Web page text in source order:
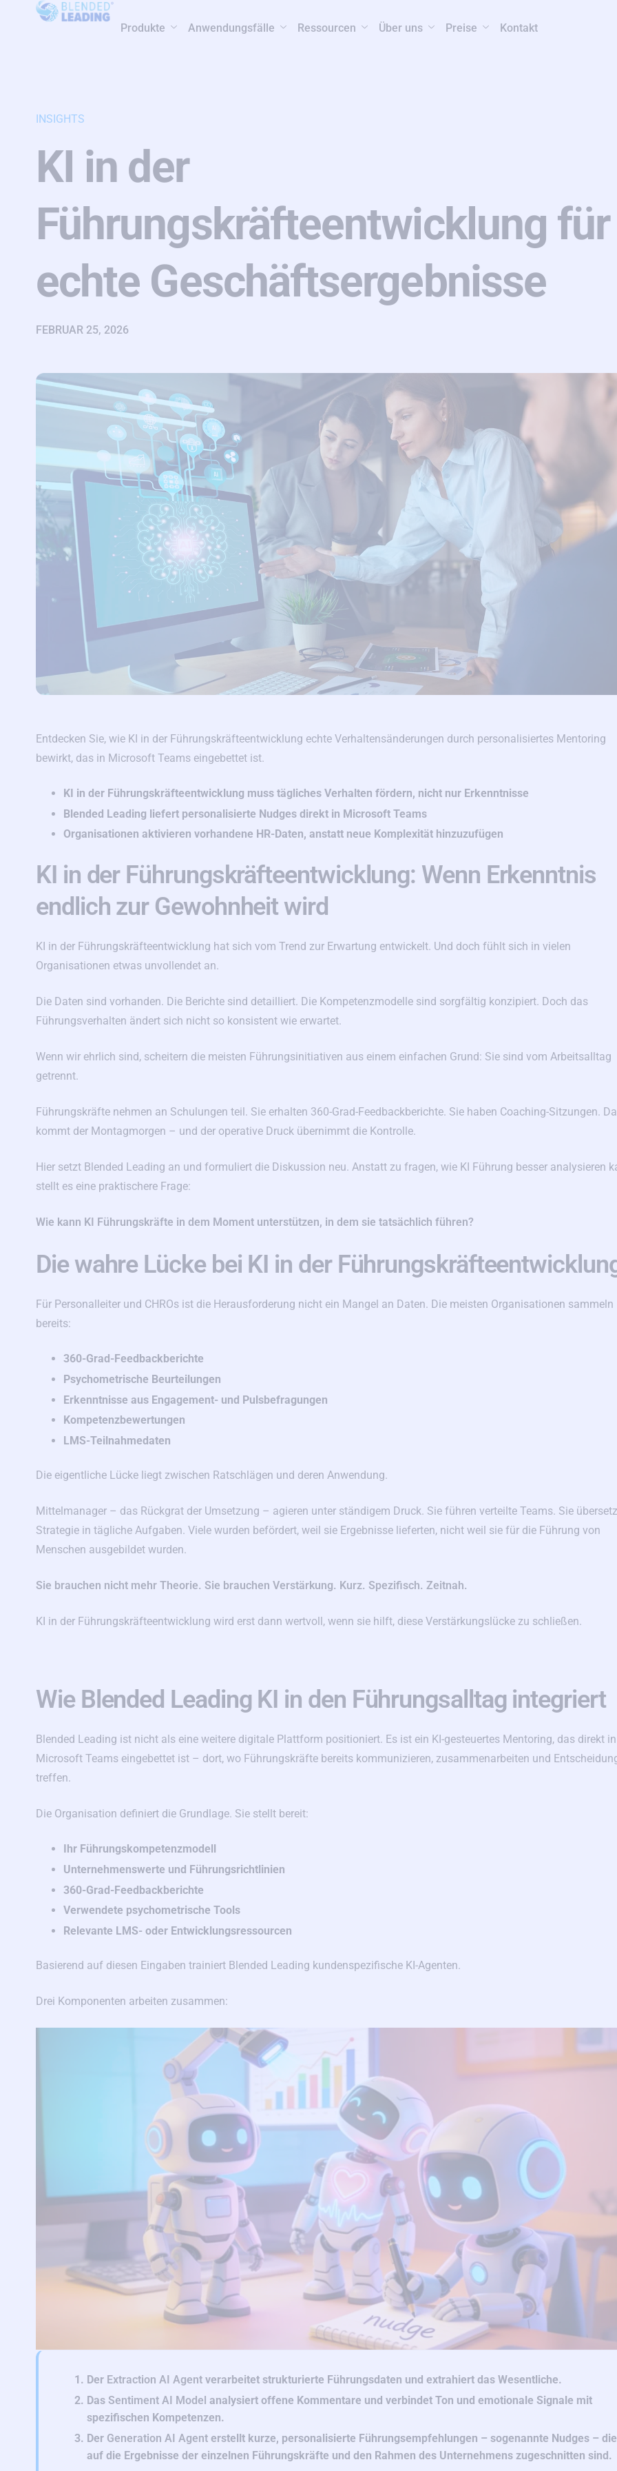
Produkte Anwendungsfälle Ressourcen Über uns Preise Kontakt
INSIGHTS
KI in der
Führungskräfteentwicklung für
echte Geschäftsergebnisse
FEBRUAR 25, 2026
Entdecken Sie, wie KI in der Führungskräfteentwicklung echte Verhaltensänderungen durch personalisiertes Mentoring
bewirkt, das in Microsoft Teams eingebettet ist.
KI in der Führungskräfteentwicklung muss tägliches Verhalten fördern, nicht nur Erkenntnisse
Blended Leading liefert personalisierte Nudges direkt in Microsoft Teams
Organisationen aktivieren vorhandene HR-Daten, anstatt neue Komplexität hinzuzufügen
KI in der Führungskräfteentwicklung: Wenn Erkenntnis
endlich zur Gewohnheit wird
KI in der Führungskräfteentwicklung hat sich vom Trend zur Erwartung entwickelt. Und doch fühlt sich in vielen
Organisationen etwas unvollendet an.
Die Daten sind vorhanden. Die Berichte sind detailliert. Die Kompetenzmodelle sind sorgfältig konzipiert. Doch das
Führungsverhalten ändert sich nicht so konsistent wie erwartet.
Wenn wir ehrlich sind, scheitern die meisten Führungsinitiativen aus einem einfachen Grund: Sie sind vom Arbeitsalltag
getrennt.
Führungskräfte nehmen an Schulungen teil. Sie erhalten 360-Grad-Feedbackberichte. Sie haben Coaching-Sitzungen.
kommt der Montagmorgen – und der operative Druck übernimmt die Kontrolle.
Hier setzt Blended Leading an und formuliert die Diskussion neu. Anstatt zu fragen, wie KI Führung besser analysieren
stellt es eine praktischere Frage:
Wie kann KI Führungskräfte in dem Moment unterstützen, in dem sie tatsächlich führen?
Die wahre Lücke bei KI in der
Für Personalleiter und CHROs ist die Herausforderung nicht ein Mangel an Daten. Die meisten Organisationen sammeln
bereits:
360-Grad-Feedbackberichte
Psychometrische Beurteilungen
Erkenntnisse aus Engagement- und Pulsbefragungen
Kompetenzbewertungen
LMS-Teilnahmedaten
Die eigentliche Lücke liegt zwischen Ratschlägen und deren Anwendung.
Mittelmanager – das Rückgrat der Umsetzung – agieren unter ständigem Druck. Sie führen verteilte Teams. Sie
Strategie in tägliche Aufgaben. Viele wurden befördert, weil sie Ergebnisse lieferten, nicht weil sie für die Führung von
Menschen ausgebildet wurden.
Sie brauchen nicht mehr Theorie. Sie brauchen Verstärkung. Kurz. Spezifisch. Zeitnah.
KI in der Führungskräfteentwicklung wird erst dann wertvoll, wenn sie hilft, diese Verstärkungslücke zu schließen.
Wie Blended Leading KI in den Führungsalltag integriert
Blended Leading ist nicht als eine weitere digitale Plattform positioniert. Es ist ein KI-gesteuertes Mentoring, das direkt in
Microsoft Teams eingebettet ist – dort, wo Führungskräfte bereits kommunizieren, zusammenarbeiten und
treffen.
Die Organisation definiert die Grundlage. Sie stellt bereit:
Ihr Führungskompetenzmodell
Unternehmenswerte und Führungsrichtlinien
360-Grad-Feedbackberichte
Verwendete psychometrische Tools
Relevante LMS- oder Entwicklungsressourcen
Basierend auf diesen Eingaben trainiert Blended Leading kundenspezifische KI-Agenten.
Drei Komponenten arbeiten zusammen:
Der Extraction AI Agent verarbeitet strukturierte Führungsdaten und extrahiert das Wesentliche.
Das Sentiment AI Model analysiert offene Kommentare und verbindet Ton und emotionale Signale mit
spezifischen Kompetenzen.
Der Generation AI Agent erstellt kurze, personalisierte Führungsempfehlungen – sogenannte Nudges – die
auf die Ergebnisse der einzelnen Führungskräfte und den Rahmen des Unternehmens zugeschnitten sind.